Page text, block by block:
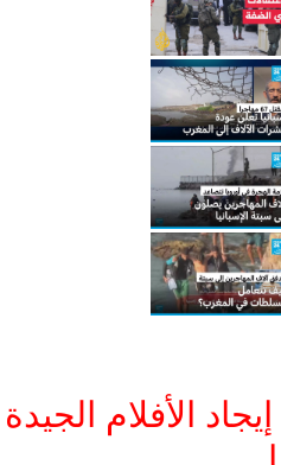
الأفلام الجيدة